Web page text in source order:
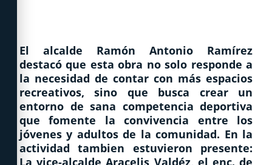
El alcalde Ramón Antonio Ramírez
destacó que esta obra no solo responde a
la necesidad de contar con más espacios
recreativos, sino que busca crear un
entorno de sana competencia deportiva
que fomente la convivencia entre los
jóvenes y adultos de la comunidad. En la
actividad tambien estuvieron presente:
La vice-alcalde Aracelis Valdéz, el enc. de